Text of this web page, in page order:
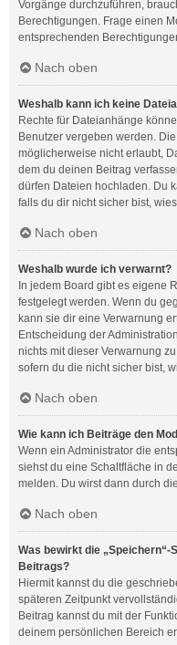
Vorgänge durchzuführen,
Berechtigungen. Frage einen
entsprechenden
Nach oben
Weshalb kann ich keine
Rechte für Dateianhänge
Benutzer vergeben werden.
möglicherweise nicht erlaubt,
dem du deinen Beitrag
dürfen Dateien hochladen. Du
falls du dir nicht sicher bist,
Nach oben
Weshalb wurde ich verwarnt?
In jedem Board gibt es eigene
festgelegt werden. Wenn du
kann sie dir eine Verwarnung
Entscheidung der
nichts mit dieser Verwarnung
sofern du die nicht sicher bist,
Nach oben
Wie kann ich Beiträge den
Wenn ein Administrator die
siehst du eine Schaltfläche in
melden. Du wirst dann durch
Nach oben
Was bewirkt die
Beitrags?
Hiermit kannst du die
späteren Zeitpunkt
Beitrag kannst du mit der
deinem persönlichen Bereich